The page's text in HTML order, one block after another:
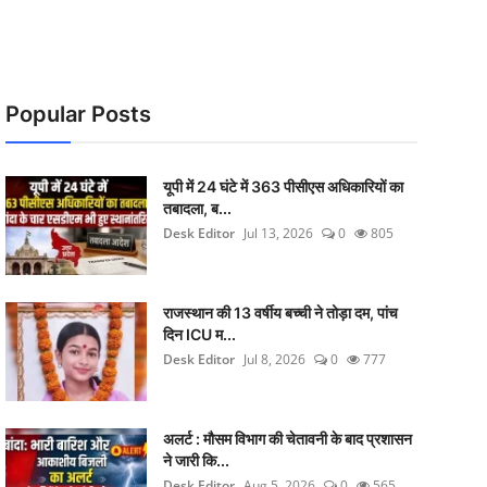
Popular Posts
यूपी में 24 घंटे में 363 पीसीएस अधिकारियों का
तबादला, ब...
Desk Editor Jul 13, 2026 0 805
राजस्थान की 13 वर्षीय बच्ची ने तोड़ा दम, पांच
दिन ICU म...
Desk Editor Jul 8, 2026 0 777
अलर्ट : मौसम विभाग की चेतावनी के बाद प्रशासन
ने जारी कि...